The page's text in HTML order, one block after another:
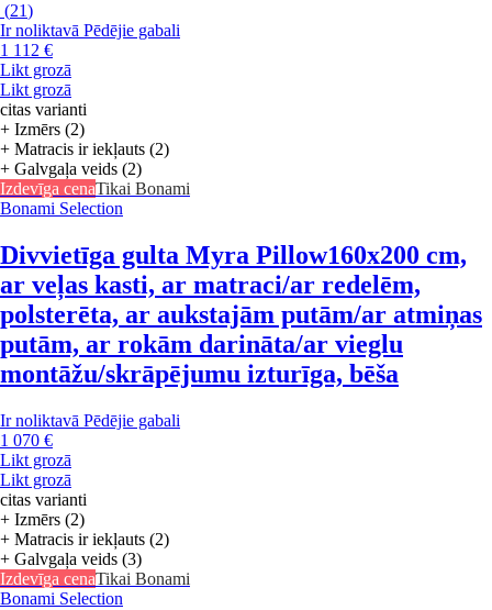
(21)
Ir noliktavā Pēdējie gabali
1 112 €
Likt grozā
Likt grozā
citas varianti
+ Izmērs (2)
+ Matracis ir iekļauts (2)
+ Galvgaļa veids (2)
Izdevīga cenaTikai Bonami
Bonami Selection
Divvietīga gulta Myra Pillow160x200 cm,
ar veļas kasti, ar matraci/ar redelēm,
polsterēta, ar aukstajām putām/ar atmiņas
putām, ar rokām darināta/ar vieglu
montāžu/skrāpējumu izturīga, bēša
Ir noliktavā Pēdējie gabali
1 070 €
Likt grozā
Likt grozā
citas varianti
+ Izmērs (2)
+ Matracis ir iekļauts (2)
+ Galvgaļa veids (3)
Izdevīga cenaTikai Bonami
Bonami Selection